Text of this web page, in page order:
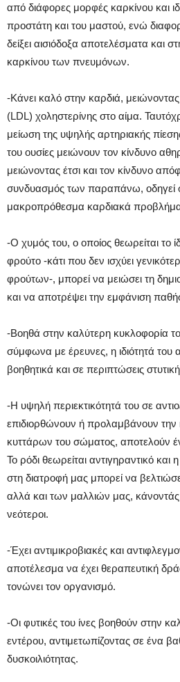
από διάφορες μορφές καρκίνου και
προστάτη και του μαστού, ενώ
δείξει αισιόδοξα αποτελέσματα και
καρκίνου των πνευμόνων.
-Κάνει καλό στην καρδιά,
(LDL) χοληστερίνης στο αίμα.
μείωση της υψηλής αρτηριακής
του ουσίες μειώνουν τον κίνδυνο
μειώνοντας έτσι και τον κίνδυνο
συνδυασμός των παραπάνω, οδηγεί
μακροπρόθεσμα καρδιακά
-Ο χυμός του, ο οποίος θεωρείται το
φρούτο -κάτι που δεν ισχύει
φρούτων-, μπορεί να μειώσει τη
και να αποτρέψει την εμφάνιση
-Βοηθά στην καλύτερη κυκλοφορία
σύμφωνα με έρευνες, η ιδιότητά του
βοηθητικά και σε περιπτώσεις
-Η υψηλή περιεκτικότητά του σε
επιδιορθώνουν ή προλαμβάνουν
κυττάρων του σώματος, αποτελούν
Το ρόδι θεωρείται αντιγηραντικό
στη διατροφή μας μπορεί να
αλλά και των μαλλιών μας,
νεότεροι.
-Έχει αντιμικροβιακές και
αποτέλεσμα να έχει θεραπευτική
τονώνει τον οργανισμό.
-Οι φυτικές του ίνες βοηθούν στην
εντέρου, αντιμετωπίζοντας σε ένα
δυσκοιλιότητας.